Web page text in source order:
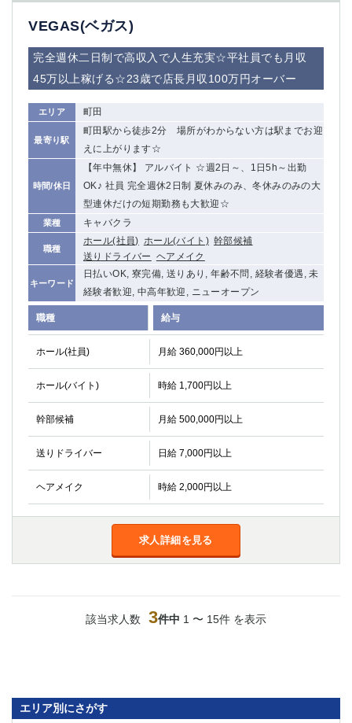
VEGAS(ベガス)
完全週休二日制で高収入で人生充実☆平社員でも月収
45万以上稼げる☆23歳で店長月収100万円オーバー
エリア 町田
最寄り駅
町田駅から徒歩2分 場所がわからない方は駅までお迎
えに上がります☆
時間/休日
【年中無休】 アルバイト ☆週2日～、1日5h～出勤
OK♪ 社員 完全週休2日制 夏休みのみ、冬休みのみの大
型連休だけの短期勤務も大歓迎☆
業種 キャバクラ
職種
ホール(社員) ホール(バイト) 幹部候補
送りドライバー ヘアメイク
キーワード
日払いOK, 寮完備, 送りあり, 年齢不問, 経験者優遇, 未
経験者歓迎, 中高年歓迎, ニューオープン
職種 給与
ホール(社員) 月給 360,000円以上
ホール(バイト) 時給 1,700円以上
幹部候補 月給 500,000円以上
送りドライバー 日給 7,000円以上
ヘアメイク 時給 2,000円以上
求人詳細を見る
該当求人数 3件中 1 〜 15件 を表示
エリア別にさがす
成田
西船橋
佐倉
柏（東口）
下総中山
茂原
八千代台
本八幡
東金
栃木県
宇都宮
東武宇都宮（宇都宮西口）
土浦 ひたち野うしく
群馬県
高崎 館林
該当求人 選択した内容で設定